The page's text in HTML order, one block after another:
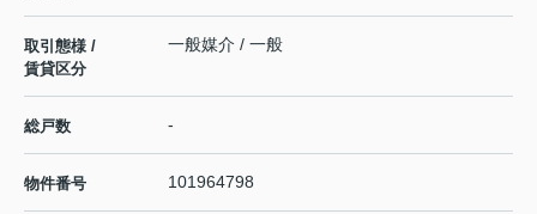
取引態様 /
賃貸区分
一般媒介 / 一般
総戸数 -
物件番号 101964798